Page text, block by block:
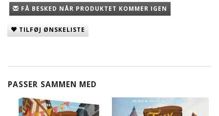
FÅ BESKED NÅR PRODUKTET KOMMER IGEN
TILFØJ ØNSKELISTE
PASSER SAMMEN MED